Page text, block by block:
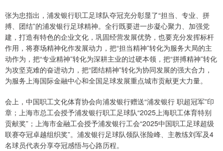
张为忠指出，浦发银行职工足球队夺冠充分彰显了“担当、专业、拼
搏、团结”的浦发银行足球精神。全行既要进一步凝心聚力、加强党
建，打造有特色的企业文化，巩固经营发展优势，也要充分发挥标杆
作用，将赛场精神化作发展动力，把“担当精神”转化为服务大局的主
动作为，把“专业精神”转化为深耕主业的过硬本领，把“拼搏精神”转化
为攻坚克难的奋进动力，把“团结精神”转化为协同发展的强大合力，
为服务上海国际金融中心和全国足球发展重点城市贡献更大力量。
会上，中国职工文化体育协会向浦发银行赠送“浦发银行 职超冠军”印
章；上海市总工会授予浦发银行职工足球队“2025上海职工体育特别
贡献奖”；上海市金融工会授予浦发银行工会“2025中国职工足球超级
联赛夺冠卓越组织奖”。浦发银行足球队领队张险峰、主教练刘军及4
名球员代表分享夺冠感悟与心路历程。